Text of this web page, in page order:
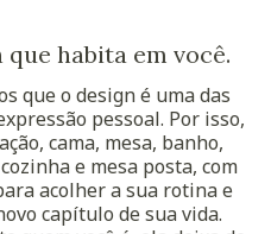
que habita em você.
que o design é uma das
pessoal. Por isso,
cama, mesa, banho,
e mesa posta, com
acolher a sua rotina e
capítulo de sua vida.